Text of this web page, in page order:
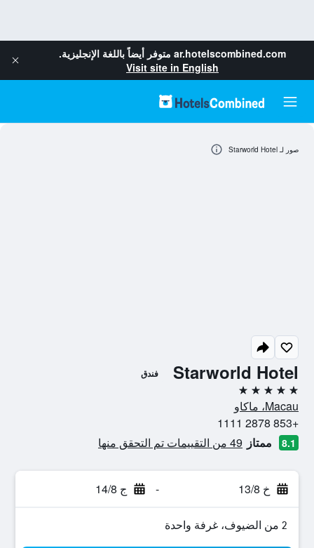
ar.hotelscombined.com متوفر أيضاً باللغة الإنجليزية.
Visit site in English
Starworld Hotel فندق
5 نجوم
Macau، ماكاو
+853 2878 1111
8.1 ممتاز 49 من التقييمات تم التحقق منها
خ 13/8 - ج 14/8
2 من الضيوف، غرفة واحدة
صور لـ Starworld Hotel